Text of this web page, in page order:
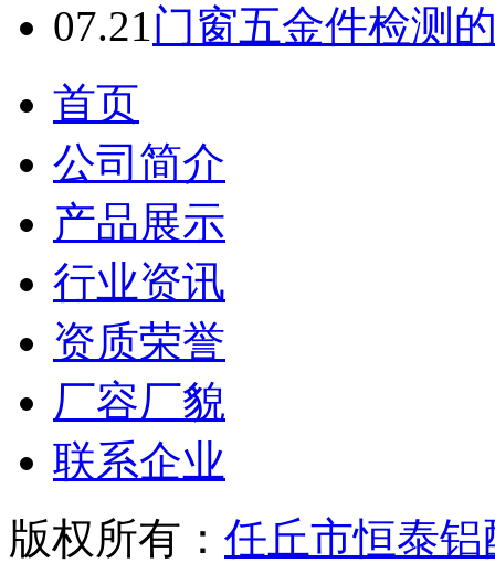
07.21门窗五金件检测
首页
公司简介
产品展示
行业资讯
资质荣誉
厂容厂貌
联系企业
版权所有： 任丘市恒泰铝